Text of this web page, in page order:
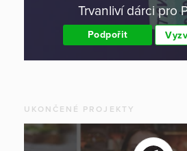
Trvanliví dárci pro
Podpořit
UKONČENÉ PROJEKTY